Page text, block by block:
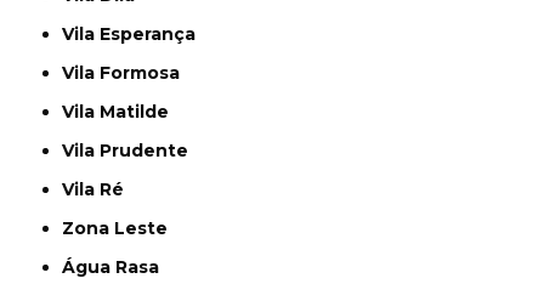
Vila Esperança
Vila Formosa
Vila Matilde
Vila Prudente
Vila Ré
Zona Leste
Água Rasa